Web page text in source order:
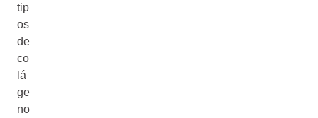
tip
os
de
co
lá
ge
no